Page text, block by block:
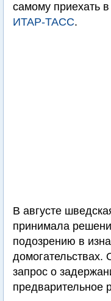
самому приехать
ИТАР-ТАСС.
В августе
принимала
подозрению в
домогательствах.
запрос о
предварительное